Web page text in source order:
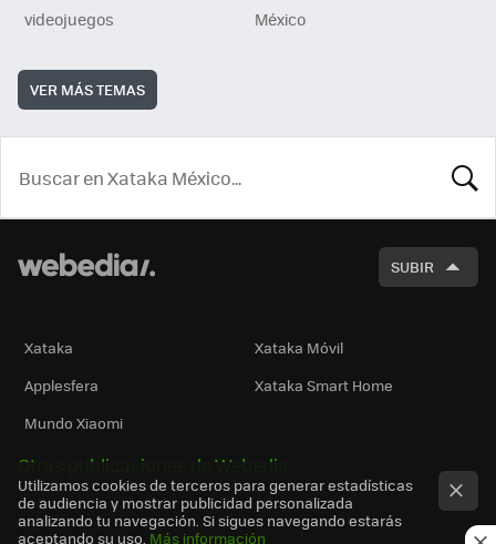
videojuegos
México
VER MÁS TEMAS
SUBIR
Xataka
Xataka Móvil
Applesfera
Xataka Smart Home
Mundo Xiaomi
Otras publicaciones de Webedia
Utilizamos cookies de terceros para generar estadísticas
de audiencia y mostrar publicidad personalizada
analizando tu navegación. Si sigues navegando estarás
aceptando su uso. Más información